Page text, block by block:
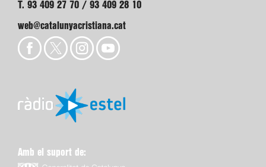
T. 93 409 27 70 / 93 409 28 10
web@catalunyacristiana.cat
Amb el suport de: